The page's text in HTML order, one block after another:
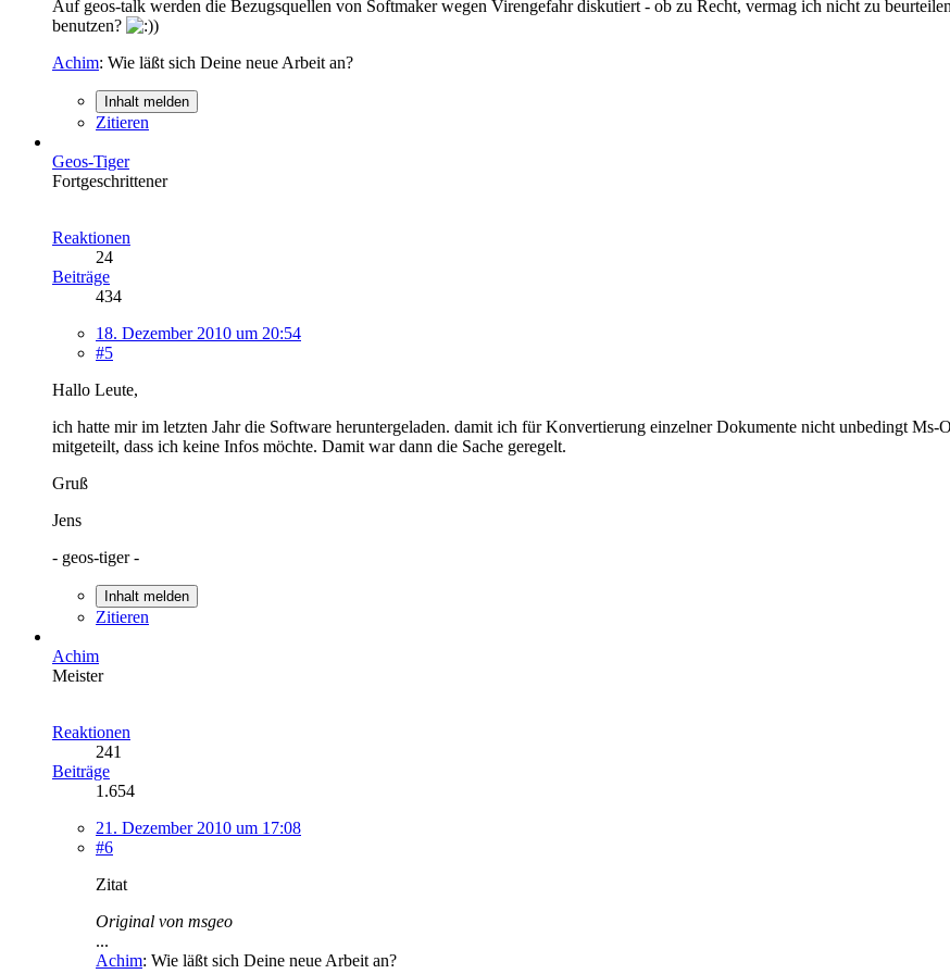
Auf geos-talk werden die Bezugsquellen von Softmaker wegen Virengefahr diskutiert - ob zu Recht, vermag ich nicht zu
benutzen?
Achim: Wie läßt sich Deine neue Arbeit an?
Inhalt melden
Zitieren
Geos-Tiger
Fortgeschrittener
Reaktionen
24
Beiträge
434
18. Dezember 2010 um 20:54
#5
Hallo Leute,
ich hatte mir im letzten Jahr die Software heruntergeladen. damit ich für Konvertierung einzelner Dokumente nicht unbedingt
mitgeteilt, dass ich keine Infos möchte. Damit war dann die Sache geregelt.
Gruß
Jens
- geos-tiger -
Inhalt melden
Zitieren
Achim
Meister
Reaktionen
241
Beiträge
1.654
21. Dezember 2010 um 17:08
#6
Zitat
Original von msgeo
...
Achim: Wie läßt sich Deine neue Arbeit an?